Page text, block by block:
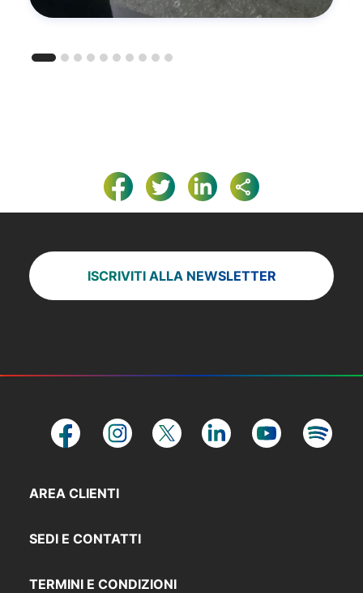
ISCRIVITI ALLA NEWSLETTER
AREA CLIENTI
SEDI E CONTATTI
TERMINI E CONDIZIONI